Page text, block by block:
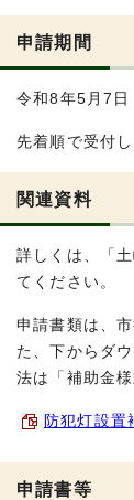
申請期間
令和8年5月7日
先着順で受付
関連資料
詳しくは、「
てください。
申請書類は、
た、下からダ
法は「補助金
防犯灯設置
申請書等